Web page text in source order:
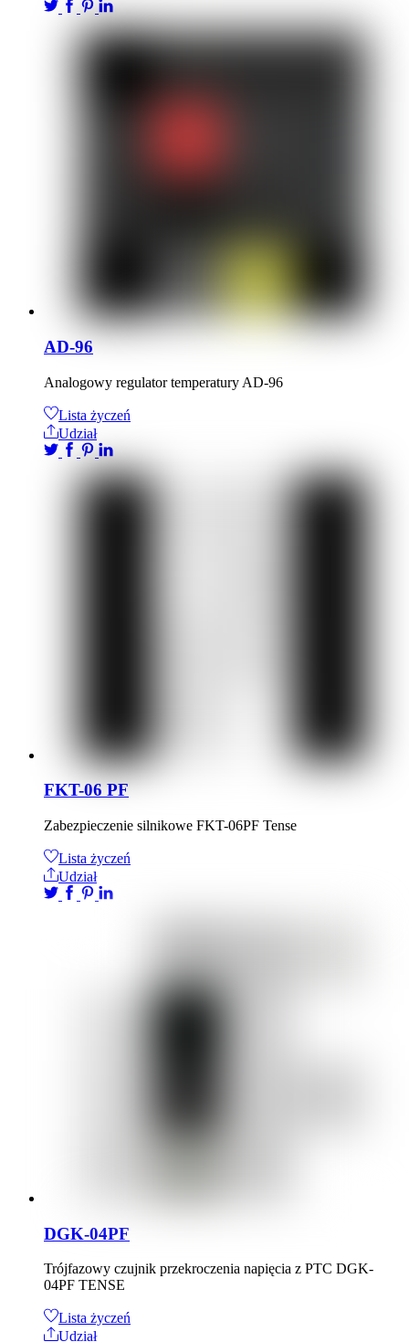
AD-96
Analogowy regulator temperatury AD-96
Lista życzeń
Udział
FKT-06 PF
Zabezpieczenie silnikowe FKT-06PF Tense
Lista życzeń
Udział
DGK-04PF
Trójfazowy czujnik przekroczenia napięcia z PTC DGK-
04PF TENSE
Lista życzeń
Udział